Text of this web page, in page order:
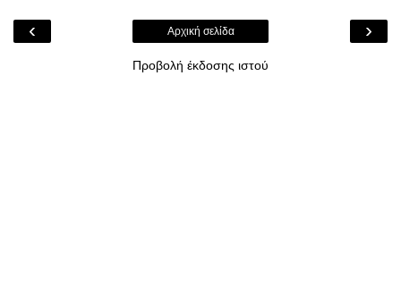
‹ ›
Αρχική σελίδα
Προβολή έκδοσης ιστού